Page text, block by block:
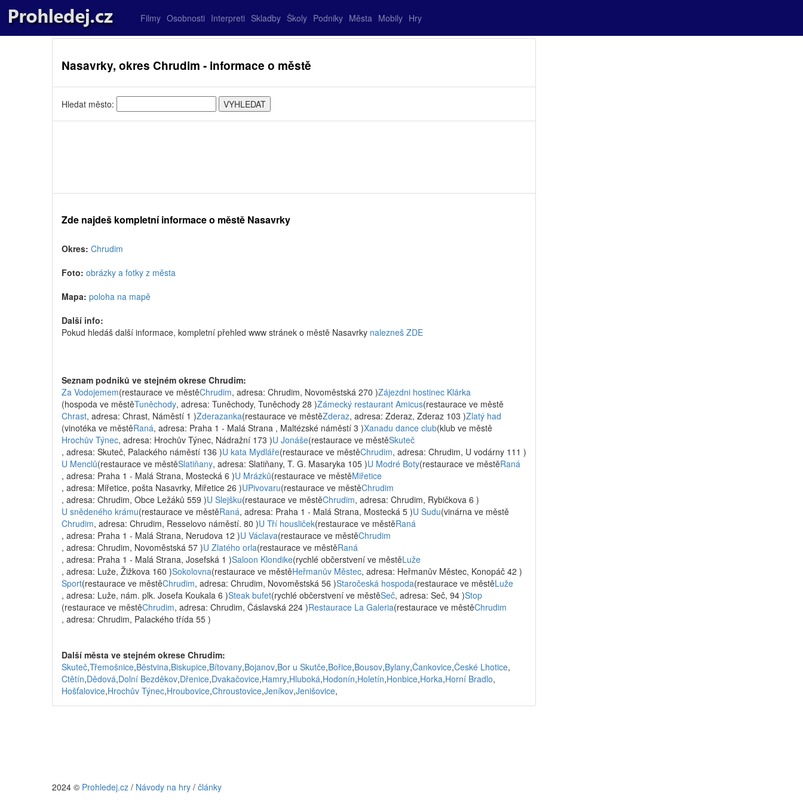
Filmy Osobnosti Interpreti Skladby Školy Podniky Města Mobily Hry
Nasavrky, okres Chrudim - informace o městě
Hledat město:
Zde najdeš kompletní informace o městě Nasavrky
Okres: Chrudim
Foto: obrázky a fotky z města
Mapa: poloha na mapě
Další info:
Pokud hledáš další informace, kompletní přehled www stránek o městě Nasavrky nalezneš ZDE
Seznam podniků ve stejném okrese Chrudim:
Za Vodojemem(restaurace ve městěChrudim, adresa: Chrudim, Novoměstská 270 )Zájezdni hostinec Klárka
(hospoda ve městěTuněchody, adresa: Tuněchody, Tuněchody 28 )Zámecký restaurant Amicus(restaurace ve městě
Chrast, adresa: Chrast, Náměstí 1 )Zderazanka(restaurace ve městěZderaz, adresa: Zderaz, Zderaz 103 )Zlatý had
(vinotéka ve městěRaná, adresa: Praha 1 - Malá Strana , Maltézské náměstí 3 )Xanadu dance club(klub ve městě
Hrochův Týnec, adresa: Hrochův Týnec, Nádražní 173 )U Jonáše(restaurace ve městěSkuteč
, adresa: Skuteč, Palackého náměstí 136 )U kata Mydláře(restaurace ve městěChrudim, adresa: Chrudim, U vodárny 111 )
U Menclů(restaurace ve městěSlatiňany, adresa: Slatiňany, T. G. Masaryka 105 )U Modré Boty(restaurace ve městěRaná
, adresa: Praha 1 - Malá Strana, Mostecká 6 )U Mrázků(restaurace ve městěMiřetice
, adresa: Miřetice, pošta Nasavrky, Miřetice 26 )UPivovaru(restaurace ve městěChrudim
, adresa: Chrudim, Obce Ležáků 559 )U Slejšku(restaurace ve městěChrudim, adresa: Chrudim, Rybičkova 6 )
U snědeného krámu(restaurace ve městěRaná, adresa: Praha 1 - Malá Strana, Mostecká 5 )U Sudu(vinárna ve městě
Chrudim, adresa: Chrudim, Resselovo náměstí. 80 )U Tří housliček(restaurace ve městěRaná
, adresa: Praha 1 - Malá Strana, Nerudova 12 )U Václava(restaurace ve městěChrudim
, adresa: Chrudim, Novoměstská 57 )U Zlatého orla(restaurace ve městěRaná
, adresa: Praha 1 - Malá Strana, Josefská 1 )Saloon Klondike(rychlé občerstvení ve městěLuže
, adresa: Luže, Žižkova 160 )Sokolovna(restaurace ve městěHeřmanův Městec, adresa: Heřmanův Městec, Konopáč 42 )
Sport(restaurace ve městěChrudim, adresa: Chrudim, Novoměstská 56 )Staročeská hospoda(restaurace ve městěLuže
, adresa: Luže, nám. plk. Josefa Koukala 6 )Steak bufet(rychlé občerstvení ve městěSeč, adresa: Seč, 94 )Stop
(restaurace ve městěChrudim, adresa: Chrudim, Čáslavská 224 )Restaurace La Galeria(restaurace ve městěChrudim
, adresa: Chrudim, Palackého třída 55 )
Další města ve stejném okrese Chrudim:
Skuteč,Třemošnice,Běstvina,Biskupice,Bítovany,Bojanov,Bor u Skutče,Bořice,Bousov,Bylany,Čankovice,České Lhotice,
Ctětín,Dědová,Dolní Bezděkov,Dřenice,Dvakačovice,Hamry,Hluboká,Hodonín,Holetín,Honbice,Horka,Horní Bradlo,
Hošťalovice,Hrochův Týnec,Hroubovice,Chroustovice,Jeníkov,Jenišovice,
2024 © Prohledej.cz / Návody na hry / články